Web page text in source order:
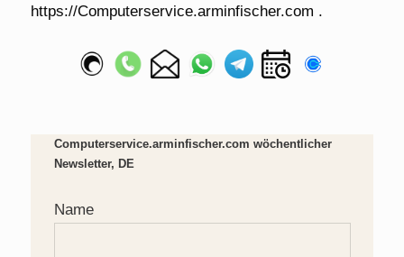
Computerservice.arminfischer.com wöchentlicher
Newsletter, DE
Name